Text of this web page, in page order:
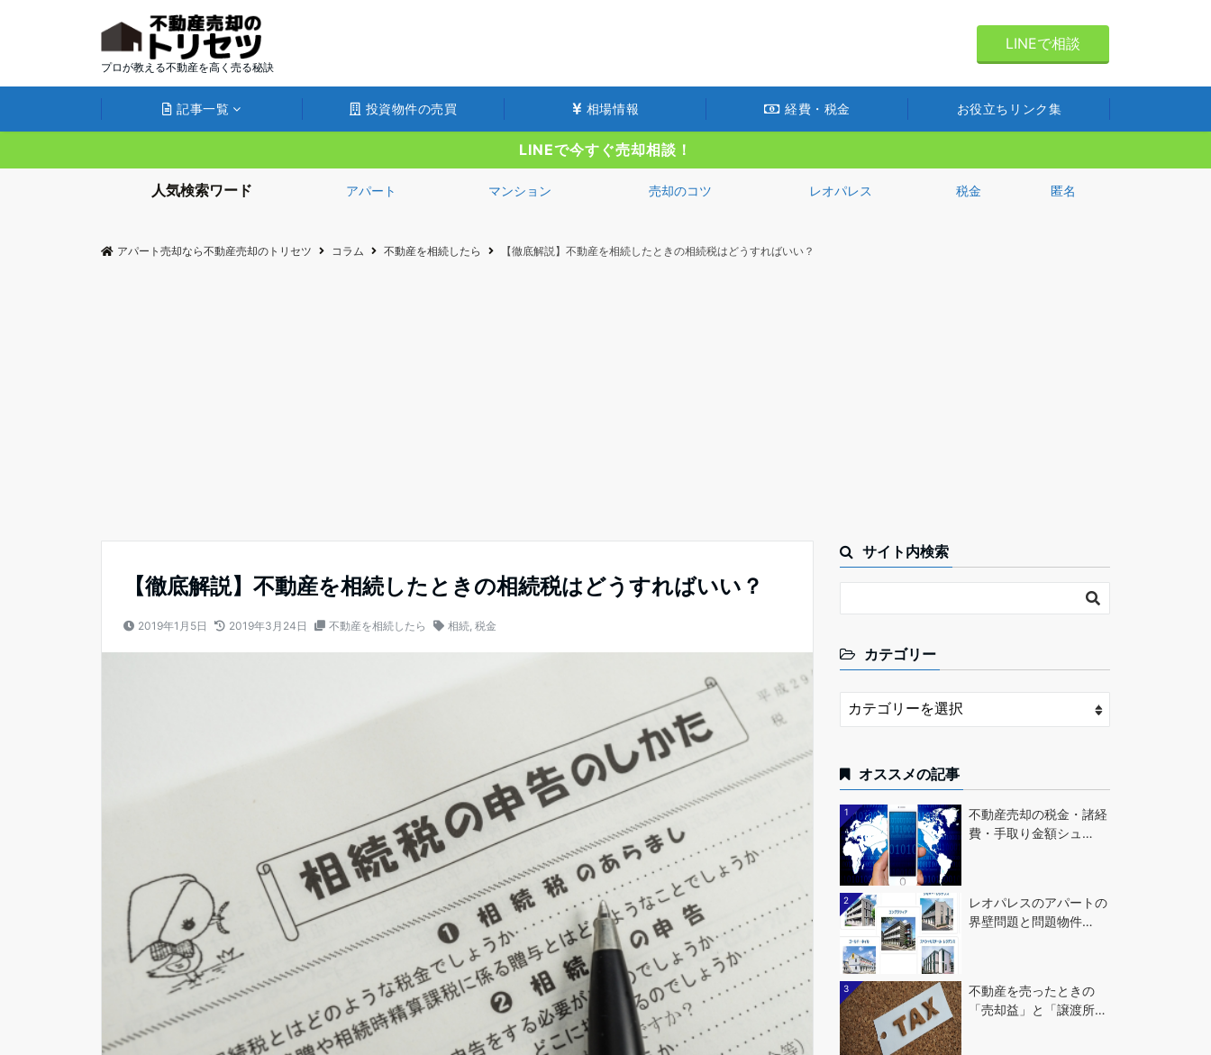
プロが教える不動産を高く売る秘訣
LINEで相談
記事一覧 投資物件の売買 相場情報 経費・税金 お役立ちリンク集
LINEで今すぐ売却相談！
人気検索ワード アパート マンション 売却のコツ レオパレス 税金 匿名
アパート売却なら不動産売却のトリセツ コラム 不動産を相続したら 【徹底解説】不動産を相続したときの相続税はどうすればいい？
【徹底解説】不動産を相続したときの相続税はどうすればいい？
2019年1月5日 2019年3月24日 不動産を相続したら 相続, 税金
サイト内検索
カテゴリー
オススメの記事
1
不動産売却の税金・諸経
費・手取り金額シュ…
2
レオパレスのアパートの
界壁問題と問題物件…
3
不動産を売ったときの
「売却益」と「譲渡所…